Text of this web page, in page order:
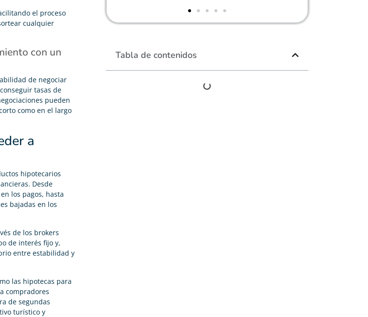
el proceso
cualquier
con un
de negociar
tasas de
pueden
como en el largo
a
hipotecarios
Desde
los pagos, hasta
bajadas en los
de los brokers
de interés fijo y,
entre estabilidad y
las hipotecas para
compradores
de segundas
turístico y
Tabla de contenidos